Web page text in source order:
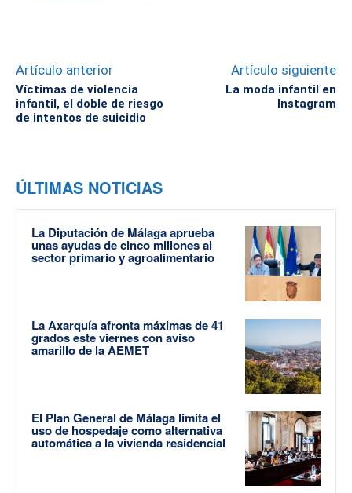
Artículo anterior
Víctimas de violencia
infantil, el doble de riesgo
de intentos de suicidio
Artículo siguiente
La moda infantil en
Instagram
ÚLTIMAS NOTICIAS
La Diputación de Málaga aprueba
unas ayudas de cinco millones al
sector primario y agroalimentario
La Axarquía afronta máximas de 41
grados este viernes con aviso
amarillo de la AEMET
El Plan General de Málaga limita el
uso de hospedaje como alternativa
automática a la vivienda residencial